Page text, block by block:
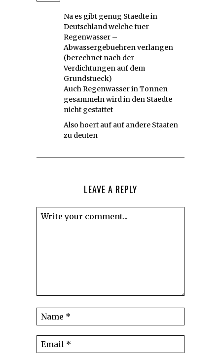
Na es gibt genug Staedte in
Deutschland welche fuer
Regenwasser –
Abwassergebuehren verlangen
(berechnet nach der
Verdichtungen auf dem
Grundstueck)
Auch Regenwasser in Tonnen
gesammeln wird in den Staedte
nicht gestattet
Also hoert auf auf andere Staaten
zu deuten
LEAVE A REPLY